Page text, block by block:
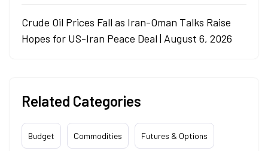
Crude Oil Prices Fall as Iran-Oman Talks Raise
Hopes for US-Iran Peace Deal | August 6, 2026
Related Categories
Budget Commodities Futures & Options